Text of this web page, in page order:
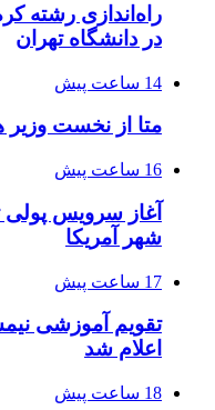
در دانشگاه تهران
14 ساعت پیش
متا از نخست وزیر
16 ساعت پیش
آغاز سرویس
شهر آمریکا
17 ساعت پیش
تقویم آموزشی
اعلام شد
18 ساعت پیش